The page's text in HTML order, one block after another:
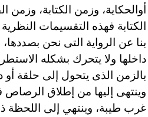
أوالحكاية، وزمن الكتابة، وزمن
الكتابة فهذه التقسيمات
بنا عن الرواية التى نحن بصددها،
داخلها ولا يتحرك بشكله
بالزمن الذى يتحول إلى حلقة أو
وينتهى إليها من إطلاق الرصاص
غرب طيبة، وينتهي إلى اللحظة